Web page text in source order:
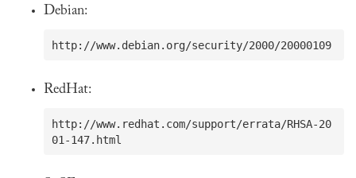
Debian:
http://www.debian.org/security/2000/20000109
RedHat:
http://www.redhat.com/support/errata/RHSA-20